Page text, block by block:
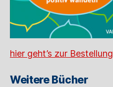
hier geht’s zur Bestellung
Weitere Bücher